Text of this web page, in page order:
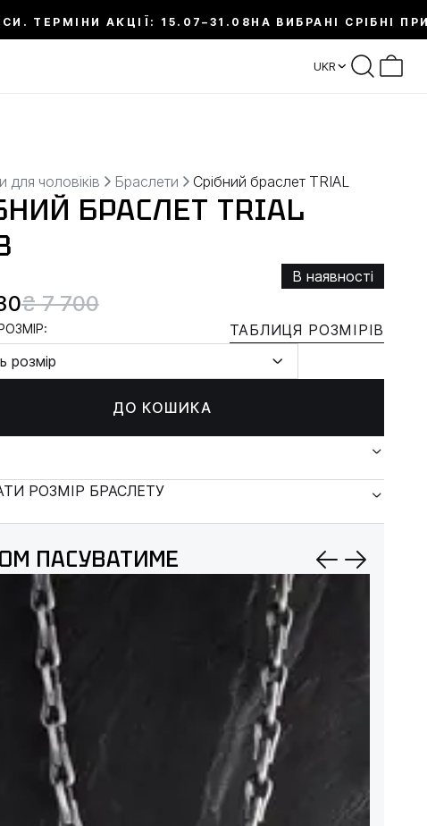
ТЕРМІНИ АКЦІЇ: 15.07–31.08 НА ВИБРАНІ СРІБНІ
UKR
для чоловіків Браслети Срібний браслет TRIAL
БРАСЛЕТ TRIAL
В наявності
₴ 7 700
ТАБЛИЦЯ РОЗМІРІВ
розмір
ДО КОШИКА
РОЗМІР БРАСЛЕТУ
ПАСУВАТИМЕ